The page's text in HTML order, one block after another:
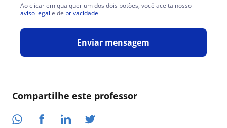
Compartilhe este professor
Ao clicar em qualquer um dos dois botões, você aceita nosso
aviso legal e de privacidade
Enviar mensagem